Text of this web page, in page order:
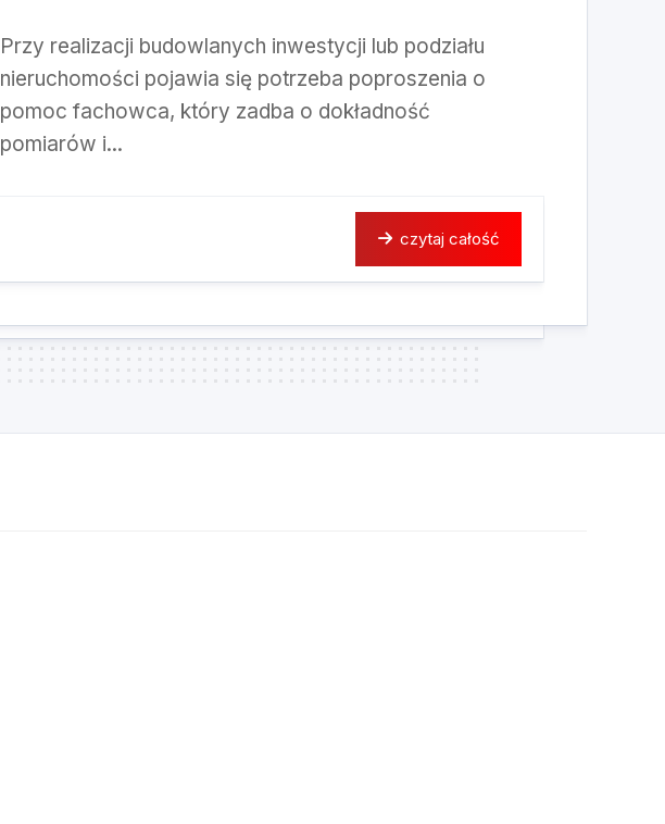
Przy realizacji budowlanych inwestycji lub podziału
nieruchomości pojawia się potrzeba poproszenia o
pomoc fachowca, który zadba o dokładność
pomiarów i...
czytaj całość